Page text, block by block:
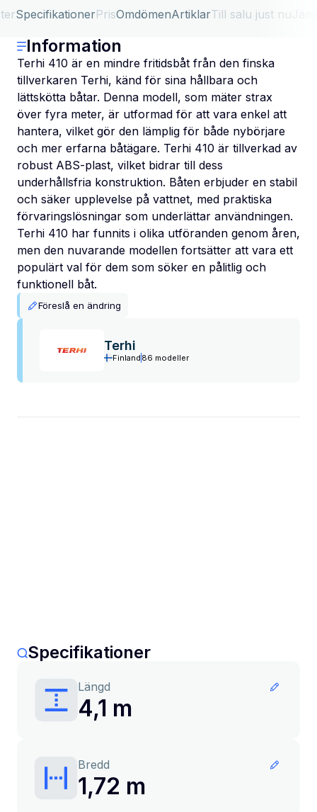
SpecifikationerPrisOmdömenArtiklarTill salu just nu
Information
Terhi 410 är en mindre fritidsbåt från den finska
tillverkaren Terhi, känd för sina hållbara och
lättskötta båtar. Denna modell, som mäter strax
över fyra meter, är utformad för att vara enkel att
hantera, vilket gör den lämplig för både nybörjare
och mer erfarna båtägare. Terhi 410 är tillverkad av
robust ABS-plast, vilket bidrar till dess
underhållsfria konstruktion. Båten erbjuder en stabil
och säker upplevelse på vattnet, med praktiska
förvaringslösningar som underlättar användningen.
Terhi 410 har funnits i olika utföranden genom åren,
men den nuvarande modellen fortsätter att vara ett
populärt val för dem som söker en pålitlig och
funktionell båt.
Föreslå en ändring
Terhi
Finland 86 modeller
Specifikationer
Längd
4,1 m
Bredd
1,72 m